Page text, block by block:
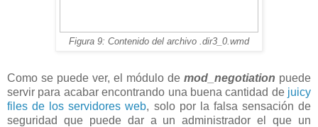
Figura 9: Contenido del archivo .dir3_0.wmd
Como se puede ver, el módulo de mod_negotiation puede
servir para acabar encontrando una buena cantidad de juicy
files de los servidores web, solo por la falsa sensación de
seguridad que puede dar a un administrador el que un